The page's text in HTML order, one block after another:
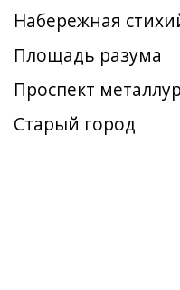
Набережная
Площадь разума
Проспект
Старый город